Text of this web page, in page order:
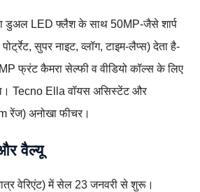
डुअल LED फ्लैश के साथ 50MP-जैसे शार्प
सुपर नाइट, व्लॉग, टाइम-लैप्स) देता है-
फ्रंट कैमरा सेल्फी व वीडियो कॉल्स के लिए
Tecno Ella वॉयस असिस्टेंट और
रेंज) अनोखा फीचर।
वैल्यू
वेरिएंट) में सेल 23 जनवरी से शुरू।